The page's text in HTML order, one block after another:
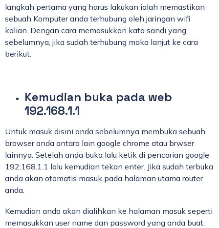
langkah pertama yang harus lakukan ialah memastikan
sebuah Komputer anda terhubung oleh jaringan wifi
kalian. Dengan cara memasukkan kata sandi yang
sebelumnya, jika sudah terhubung maka lanjut ke cara
berikut.
Kemudian buka pada web
192.168.1.1
Untuk masuk disini anda sebelumnya membuka sebuah
browser anda antara lain google chrome atau brwser
lainnya. Setelah anda buka lalu ketik di pencarian google
192.168.1.1 lalu kemudian tekan enter. Jika sudah terbuka
anda akan otomatis masuk pada halaman utama router
anda.
Kemudian anda akan dialihkan ke halaman masuk seperti
memasukkan user name dan password yang anda buat.